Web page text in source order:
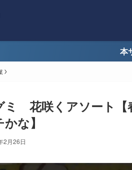
本
ミ 花咲くアソート【
な】
2月26日